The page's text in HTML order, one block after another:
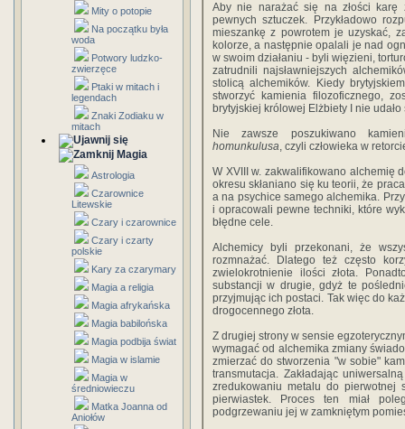
Mity o potopie
Na początku była
woda
Potwory ludzko-
zwierzęce
Ptaki w mitach i
legendach
Znaki Zodiaku w
mitach
Magia
Astrologia
Czarownice
Litewskie
Czary i czarownice
Czary i czarty
polskie
Kary za czarymary
Magia a religia
Magia afrykańska
Magia babilońska
Magia podbija świat
Magia w islamie
Magia w
średniowieczu
Matka Joanna od
Aniołów
Aby nie narażać się na złości karę
pewnych sztuczek. Przykładowo
mieszankę z powrotem je uzyskać,
kolorze, a następnie opalali je nad
w swoim działaniu - byli więzieni,
zatrudnili najsławniejszych
stolicą alchemików. Kiedy
stworzyć kamienia filozoficznego,
brytyjskiej królowej Elżbiety I nie
Nie zawsze poszukiwano
homunkulusa, czyli człowieka w
W XVIII w. zakwalifikowano alchemię
okresu skłaniano się ku teorii, że
a na psychice samego alchemika.
i opracowali pewne techniki, które
błędne cele.
Alchemicy byli przekonani, że
rozmnażać. Dlatego też często
zwielokrotnienie ilości złota.
substancji w drugie, gdyż te
przyjmując ich postaci. Tak więc do
drogocennego złota.
Z drugiej strony w sensie
wymagać od alchemika zmiany
zmierzać do stworzenia "w sobie"
transmutacja. Zakładając
zredukowaniu metalu do pierwotnej
pierwiastek. Proces ten miał
podgrzewaniu jej w zamkniętym